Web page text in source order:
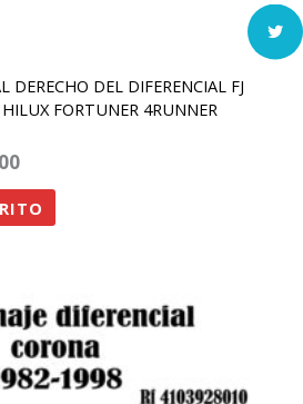
DERECHO DEL DIFERENCIAL FJ
FORTUNER 4RUNNER